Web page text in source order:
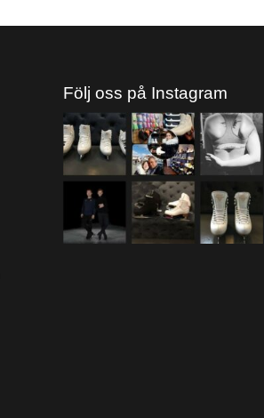
Följ oss på Instagram